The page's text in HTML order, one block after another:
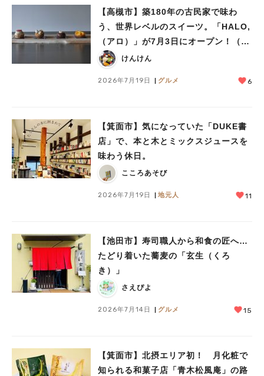
【高槻市】築180年の古民家で味わ
う、世界レベルのスイーツ。「HALO,
（アロ）」が7月3日にオープン！（教
えたい/教えて）
けんけん
2026年7月19日 グルメ 6
【箕面市】気になっていた「DUKE書
店」で、本と木とミックスジュースを
味わう休日。
こころあそび
2026年7月19日 地元人 11
【池田市】寿司職人から和食の匠へ…
たどり着いた蕎麦の「玄生（くろ
き）」
さえぴよ
2026年7月14日 グルメ 15
【箕面市】北摂エリア初！ 月化粧で
知られる和菓子店「青木松風庵」の路